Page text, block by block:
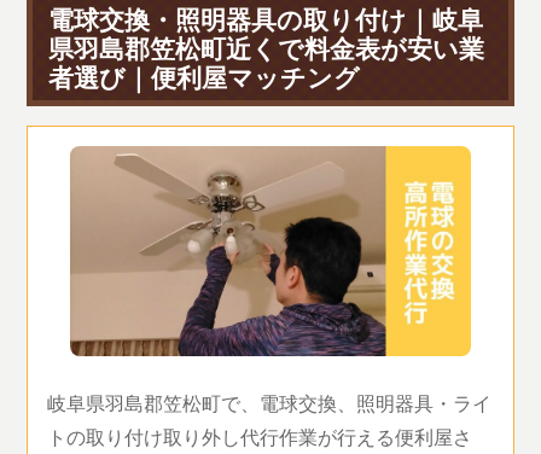
電球交換・照明器具の取り付け｜岐阜
県羽島郡笠松町近くで料金表が安い業
者選び｜便利屋マッチング
岐阜県羽島郡笠松町で、電球交換、照明器具・ライ
トの取り付け取り外し代行作業が行える便利屋さ